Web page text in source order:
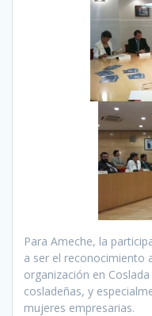
Para Ameche, la
a ser el reconocimiento
organización en
cosladeñas, y
mujeres empresarias.